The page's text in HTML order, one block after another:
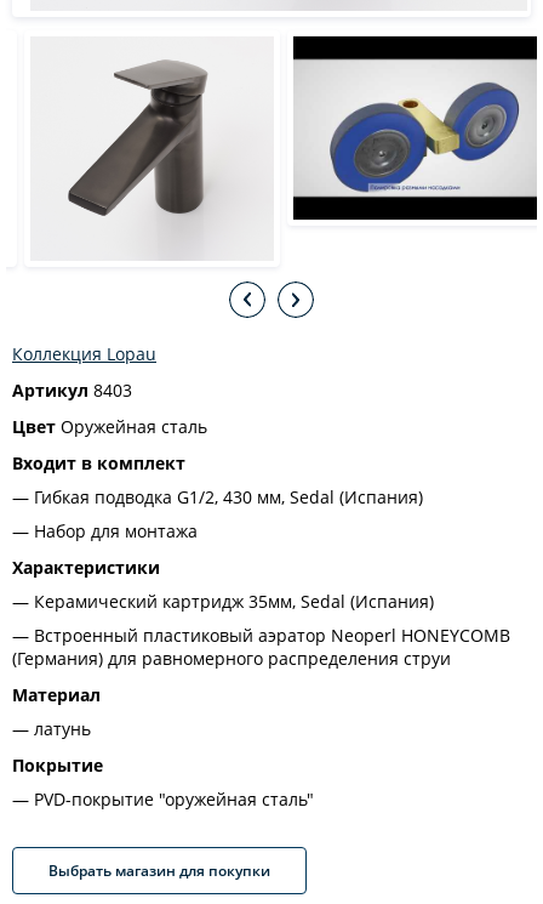
Коллекция Lopau
Артикул 8403
Цвет Оружейная сталь
Входит в комплект
Гибкая подводка G1/2, 430 мм, Sedal (Испания)
Набор для монтажа
Характеристики
Керамический картридж 35мм, Sedal (Испания)
Встроенный пластиковый аэратор Neoperl HONEYCOMB
(Германия) для равномерного распределения струи
Материал
латунь
Покрытие
PVD-покрытие "оружейная сталь"
Выбрать магазин для покупки